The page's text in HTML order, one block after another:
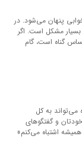
پنهان می‌شود. در
مشکل است. اگر
گناه است، گام
می‌تواند به کل
و گفتگوهای
اشتباه می‌کنم»